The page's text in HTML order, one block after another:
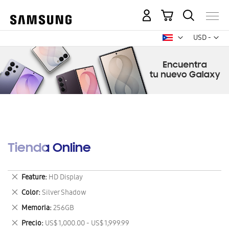
USD -
dólar
Mi carrito
Tienda Online
Feature HD Display
Eliminar
este
artículo
Color Silver Shadow
Eliminar
este
artículo
Memoria 256GB
Eliminar
este
Precio US$ 1,000.00 - US$ 1,999.99
Eliminar